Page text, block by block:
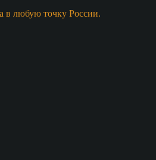
в любую точку России.